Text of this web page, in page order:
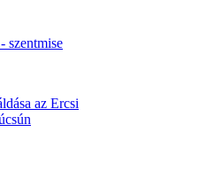
szentmise
az Ercsi